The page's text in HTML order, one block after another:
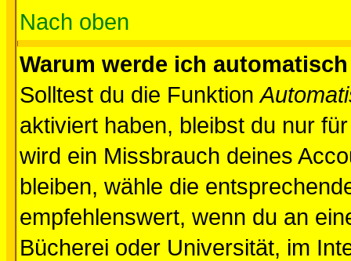
Nach oben
Warum werde ich
Solltest du die Funktion
aktiviert haben, bleibst du nur
wird ein Missbrauch deines
bleiben, wähle die
empfehlenswert, wenn du an
Bücherei oder Universität, im